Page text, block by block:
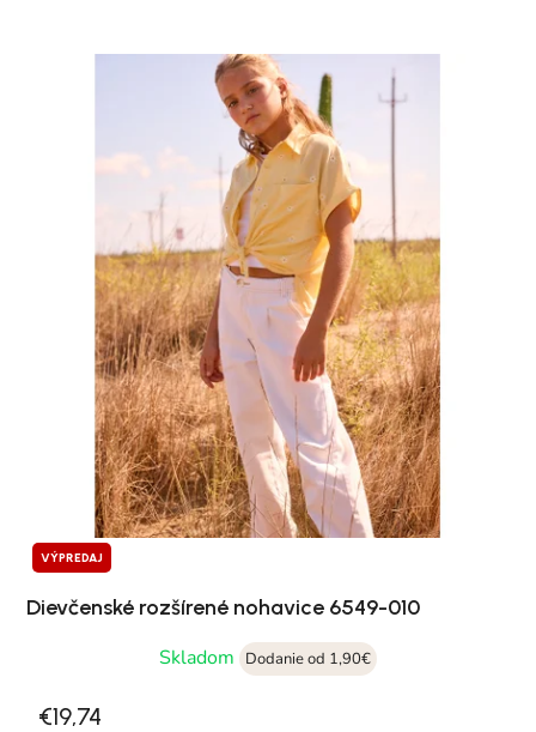
VÝPREDAJ
Dievčenské rozšírené nohavice 6549-010
Skladom
Dodanie od 1,90€
€19,74